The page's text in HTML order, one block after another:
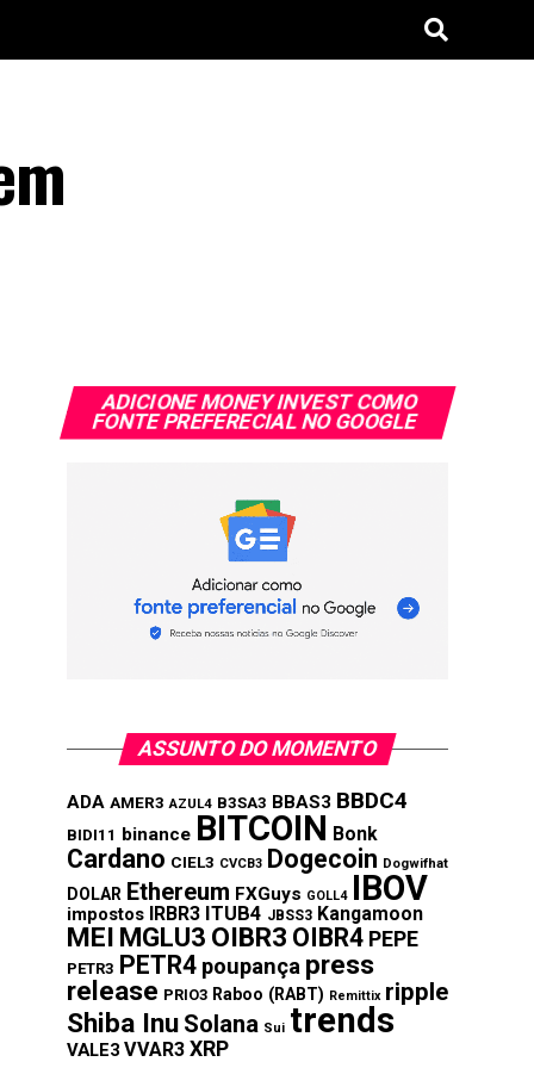
ADICIONE MONEY INVEST COMO
FONTE PREFERECIAL NO GOOGLE
ASSUNTO DO MOMENTO
ADA AMER3 AZUL4 B3SA3 BBAS3 BBDC4
BIDI11 binance BITCOIN Bonk
Cardano CIEL3 CVCB3 Dogecoin Dogwifhat
DOLAR Ethereum FXGuys GOLL4 IBOV
impostos IRBR3 ITUB4 JBSS3 Kangamoon
MEI MGLU3 OIBR3 OIBR4 PEPE
PETR3 PETR4 poupança press
release PRIO3 Raboo (RABT) Remittix ripple
Shiba Inu Solana Sui trends
VALE3 VVAR3 XRP